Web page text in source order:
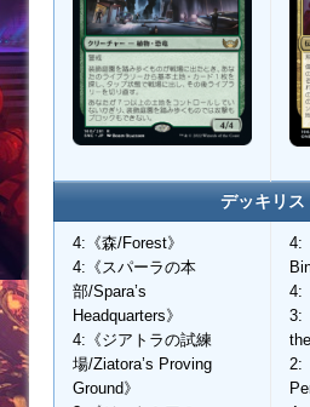
デッキリス
4:《森/Forest》
4:《スパーラの本
部/Spara’s
Headquarters》
4:《ジアトラの試練
場/Ziatora’s Proving
Ground》
4:
4:
3:
2: